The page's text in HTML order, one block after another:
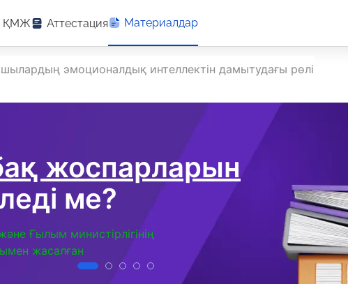
ҚМЖ Аттестация Материалдар
жоспарларын
ме?
Ғылым министірлігінің
жасалған
эмоционалдық интеллектін дамытудағы рөлі